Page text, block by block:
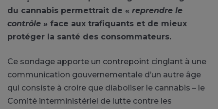
du cannabis permettrait de « reprendre le
contrôle » face aux trafiquants et de mieux
protéger la santé des consommateurs.
Ce sondage apporte un contrepoint cinglant à une
communication gouvernementale d’un autre âge
qui consiste à croire que diaboliser le cannabis – le
Comité interministériel de lutte contre les